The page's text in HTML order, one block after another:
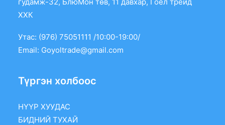
ХХК
Утас: (976) 75051111 /10:00-19:00/
Email: Goyoltrade@gmail.com
Түргэн холбоос
НҮҮР ХУУДАС
БИДНИЙ ТУХАЙ